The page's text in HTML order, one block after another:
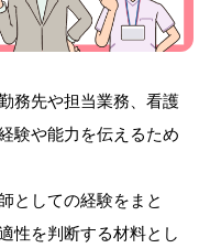
務先や担当業務、看護
験や能力を伝えるため
としての経験をまと
性を判断する材料とし